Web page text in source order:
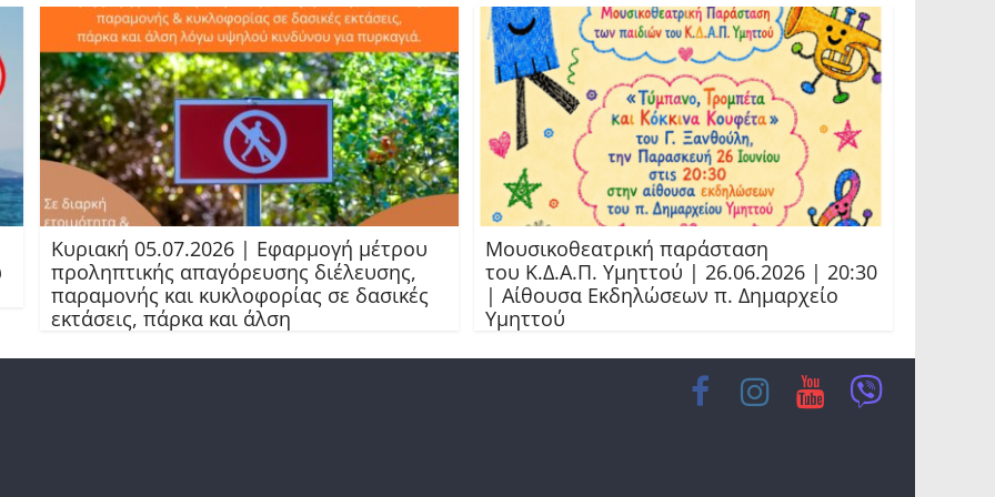
Κυριακή 05.07.2026 | Εφαρμογή μέτρου
προληπτικής απαγόρευσης διέλευσης,
παραμονής και κυκλοφορίας σε δασικές
εκτάσεις, πάρκα και άλση
Μουσικοθεατρική παράσταση
του Κ.Δ.Α.Π. Υμηττού | 26.06.2026 | 20:30
| Αίθουσα Εκδηλώσεων π. Δημαρχείο
Υμηττού